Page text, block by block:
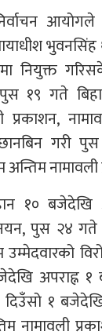
आयोगले
नियुक्त
पुस १९ गते
गरी
नामावली
१० बजेदेखि
पुस २४
अपराह्न
दिउँसो १
नामावली